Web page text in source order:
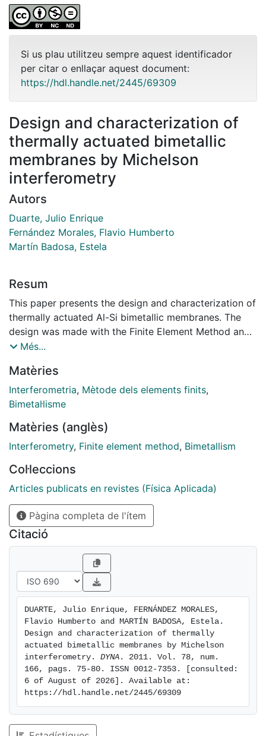
Si us plau utilitzeu sempre aquest identificador
per citar o enllaçar aquest document:
https://hdl.handle.net/2445/69309
Design and characterization of
thermally actuated bimetallic
membranes by Michelson
interferometry
Autors
Duarte, Julio Enrique
Fernández Morales, Flavio Humberto
Martín Badosa, Estela
Resum
This paper presents the design and characterization of
thermally actuated Al-Si bimetallic membranes. The
design was made with the Finite Element Method and
was emphasized on optimizing the thickness ratio
membrane deflection was measured employing the
Michelson Interferometer. The experimental process
was carried out with square membranes of 5 mm of
aluminum thicknesses of 4 and 1 mm. A maximum
deflection of 14 mm was obtained for membranes with
predictions made by numerical calculations.
Més...
Matèries
Interferometria, Mètode dels elements finits,
Bimetal·lisme
Matèries (anglès)
Interferometry, Finite element method, Bimetallism
Col·leccions
Articles publicats en revistes (Física Aplicada)
Pàgina completa de l'ítem
Citació
DUARTE, Julio Enrique, FERNÁNDEZ MORALES,
Flavio Humberto and MARTÍN BADOSA, Estela.
Design and characterization of thermally
actuated bimetallic membranes by Michelson
interferometry. DYNA . 2011. Vol. 78, num.
166, pags. 75-80. ISSN 0012-7353. [consulted:
6 of August of 2026]. Available at:
https://hdl.handle.net/2445/69309